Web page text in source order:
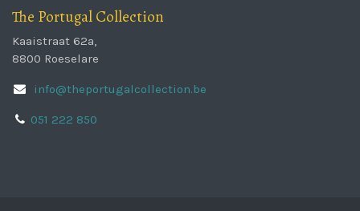
The Portugal Collection
Kaaistraat 62a,
8800 Roeselare
info@theportugalcollection.be
051 222 850